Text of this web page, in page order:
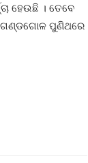
ହେଉଛି । ତେବେ
ଗଣ୍ଡଗୋଳ ପୁଣିଥରେ